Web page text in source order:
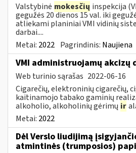
Valstybinė mokesčių inspekcija
gegužės 20 dienos 15 val. iki
atliekami planiniai VMI vidinių
darbai....
Metai: 2022 Pagrindinis: Naujiena
VMI administruojamų akcizų
Web turinio sąrašas 2022-06-16
Cigarečių, elektroninių cigarečių,
kaitinamojo tabako gaminių
alkoholio, alkoholinių gėrimų ir
Metai: 2022
Dėl Verslo liudijimą
atmintinės (trumposios)